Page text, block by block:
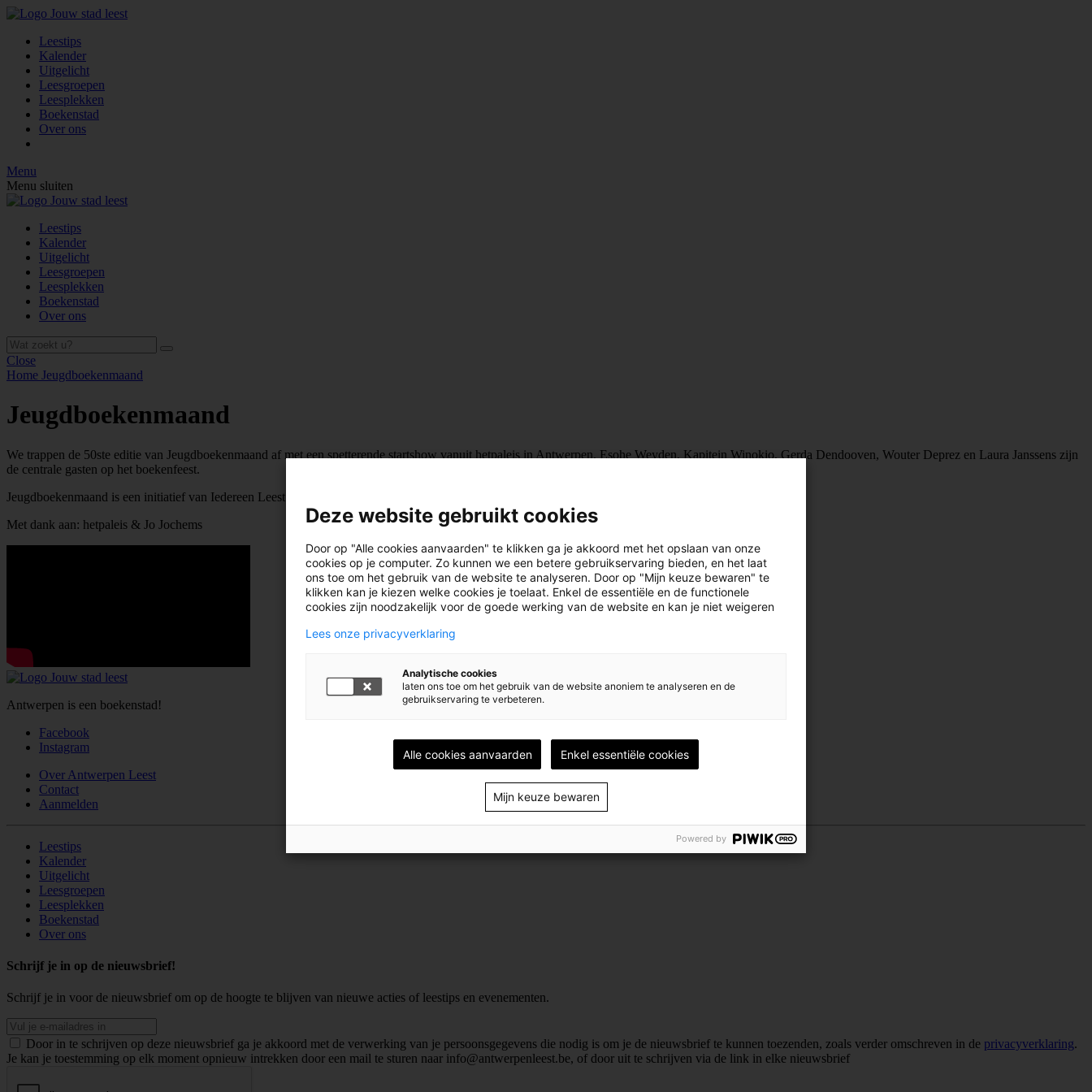
Leestips
Kalender
Uitgelicht
Leesgroepen
Leesplekken
Boekenstad
Over ons
Menu
Menu sluiten
Leestips
Kalender
Uitgelicht
Leesgroepen
Leesplekken
Boekenstad
Over ons
Close
Home Jeugdboekenmaand
Jeugdboekenmaand
We trappen de 50ste editie van Jeugdboekenmaand af met een spetterende startshow vanuit hetpaleis in Antwerpen. Esohe Weyden, Kapitein Winokio, Gerda Dendooven, Wouter Deprez en Laura Janssens zijn
de centrale gasten op het boekenfeest.
Jeugdboekenmaand is een initiatief van Iedereen Leest (i.s.m. Ketnet). Alle info op www.jeugdboekenmaand.be.
Met dank aan: hetpaleis & Jo Jochems
Antwerpen is een boekenstad!
Facebook
Instagram
Over Antwerpen Leest
Contact
Aanmelden
Leestips
Kalender
Uitgelicht
Leesgroepen
Leesplekken
Boekenstad
Over ons
Schrijf je in op de nieuwsbrief!
Schrijf je in voor de nieuwsbrief om op de hoogte te blijven van nieuwe acties of leestips en evenementen.
Door in te schrijven op deze nieuwsbrief ga je akkoord met de verwerking van je persoonsgegevens die nodig is om je de nieuwsbrief te kunnen toezenden, zoals verder omschreven in de privacyverklaring.
Je kan je toestemming op elk moment opnieuw intrekken door een mail te sturen naar info@antwerpenleest.be, of door uit te schrijven via de link in elke nieuwsbrief
Deze website gebruikt cookies
Door op "Alle cookies aanvaarden" te klikken ga je akkoord met het opslaan van onze
cookies op je computer. Zo kunnen we een betere gebruikservaring bieden, en het laat
ons toe om het gebruik van de website te analyseren. Door op "Mijn keuze bewaren" te
klikken kan je kiezen welke cookies je toelaat. Enkel de essentiële en de functionele
cookies zijn noodzakelijk voor de goede werking van de website en kan je niet weigeren
Lees onze privacyverklaring
Analytische cookies
laten ons toe om het gebruik van de website anoniem te analyseren en de
gebruikservaring te verbeteren.
Alle cookies aanvaarden Enkel essentiële cookies
Mijn keuze bewaren
Powered by